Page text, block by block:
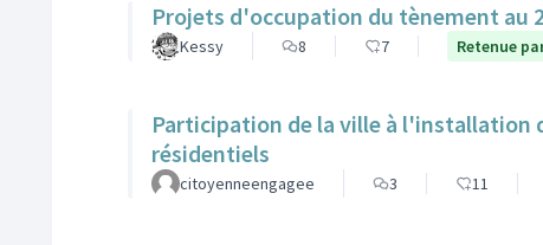
Projets d'occupation du tènement au
Kessy 8 7 Retenue
Participation de la ville à
résidentiels
citoyenneengagee 3 11